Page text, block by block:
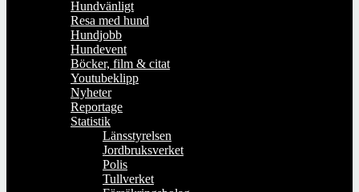
Hundvänligt
Resa med hund
Hundjobb
Hundevent
Böcker, film & citat
Youtubeklipp
Nyheter
Reportage
Statistik
Länsstyrelsen
Jordbruksverket
Polis
Tullverket